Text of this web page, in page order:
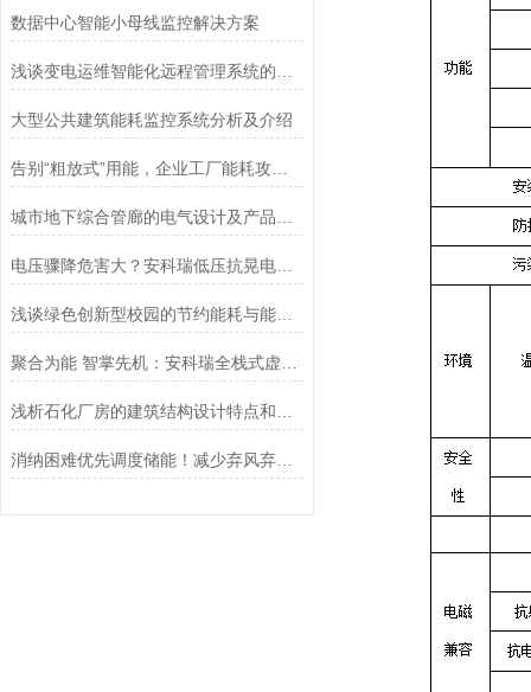
数据中心智能小母线监控解决方案
大型公共建筑能耗监控系统分析及介绍
告别“粗放式”用能，企业工厂能耗攻略与节能减排解决方案
电压骤降危害大？安科瑞低压抗晃电装置，守护工业电力安全
浅谈绿色创新型校园的节约能耗与能耗管理的应用
消纳困难优先调度储能！减少弃风弃光-Acrel-2000MG微电网能量管理系统